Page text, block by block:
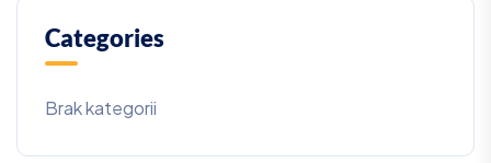
Categories
Brak kategorii